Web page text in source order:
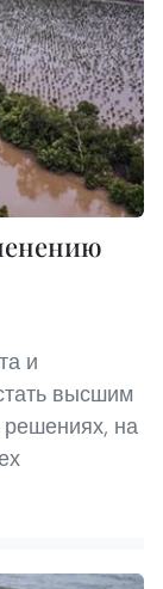
и
высшим
решениях, на